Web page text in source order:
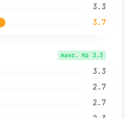
3.3
3.7
макс. Kp 3.3
3.3
2.7
2.7